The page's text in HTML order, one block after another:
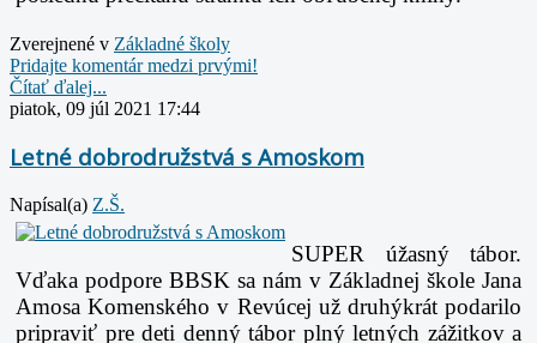
Zverejnené v Základné školy
Pridajte komentár medzi prvými!
Čítať ďalej...
piatok, 09 júl 2021 17:44
Letné dobrodružstvá s Amoskom
Napísal(a) Z.Š.
SUPER úžasný tábor.
Vďaka podpore BBSK sa nám v Základnej škole Jana
Amosa Komenského v Revúcej už druhýkrát podarilo
pripraviť pre deti denný tábor plný letných zážitkov a